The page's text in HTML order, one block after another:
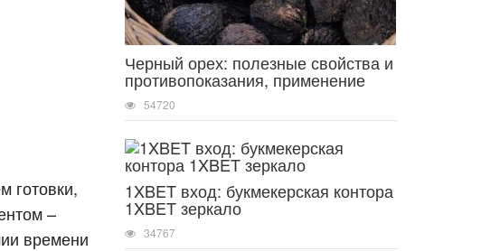
готовки,
–
времени
Черный орех: полезные свойства и
противопоказания, применение
54720
1XBET вход: букмекерская контора
1XBET зеркало
34767